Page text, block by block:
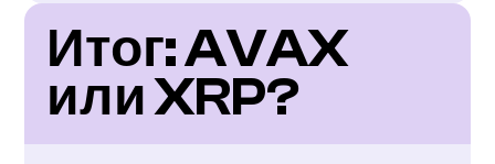
Итог: AVAX
или XRP?